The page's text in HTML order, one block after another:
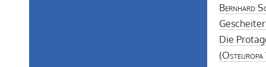
Bernhard
Die
(Osteuropa